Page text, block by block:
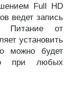
Full HD
ведет запись
Питание от
установить
можно будет
при любых